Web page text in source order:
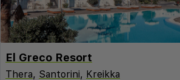
El Greco Resort
Thera, Santorini, Kreikka